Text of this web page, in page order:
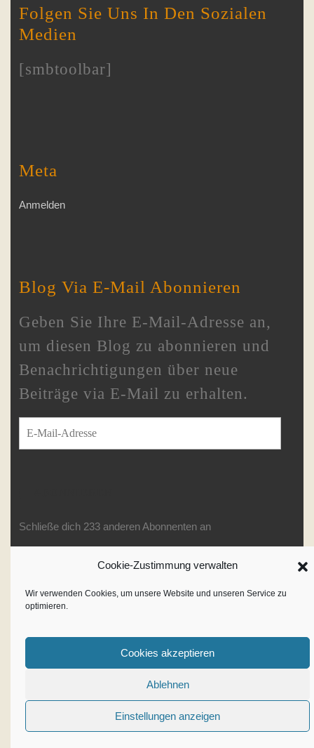
Cookie-Zustimmung verwalten
Wir verwenden Cookies, um unsere Website und unseren Service zu
optimieren.
Cookies akzeptieren
Ablehnen
Einstellungen anzeigen
Folgen Sie Uns In Den Sozialen
Medien
[smbtoolbar]
Meta
Anmelden
Blog Via E-Mail Abonnieren
Geben Sie Ihre E-Mail-Adresse an,
um diesen Blog zu abonnieren und
Benachrichtigungen über neue
Beiträge via E-Mail zu erhalten.
E-Mail-Adresse
Schließe dich 233 anderen Abonnenten an
Writer WordPress ThemeBy
Up